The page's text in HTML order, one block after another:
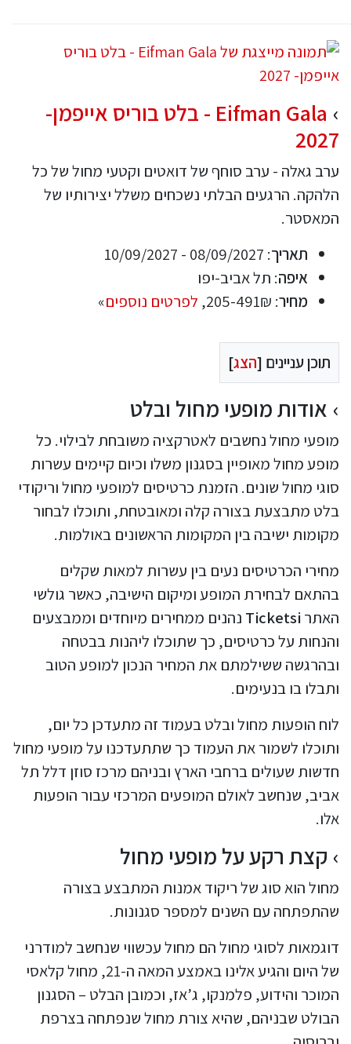
Eifman Gala - בלט בוריס אייפמן-
2027
ערב גאלה - ערב סוחף של דואטים וקטעי מחול של כל
הלהקה. הרגעים הבלתי נשכחים משלל יצירותיו של
המאסטר.
תאריך: 08/09/2027 - 10/09/2027
איפה: תל אביב-יפו
מחיר: 205-491₪, לפרטים נוספים»
תוכן עניינים [הצג]
אודות מופעי מחול ובלט
מופעי מחול נחשבים לאטרקציה משובחת לבילוי. כל
מופע מחול מאופיין בסגנון משלו וכיום קיימים עשרות
סוגי מחול שונים. הזמנת כרטיסים למופעי מחול וריקודי
בלט מתבצעת בצורה קלה ומאובטחת, ותוכלו לבחור
מקומות ישיבה בין המקומות הראשונים באולמות.
מחירי הכרטיסים נעים בין עשרות למאות שקלים
בהתאם לבחירת המופע ומיקום הישיבה, כאשר גולשי
האתרTicketsi נהנים ממחירים מיוחדים וממבצעים
והנחות על כרטיסים, כך שתוכלו ליהנות בבטחה
ובהרגשה ששילמתם את המחיר הנכון למופע הטוב
ותבלו בו בנעימים.
לוח הופעות מחול ובלט בעמוד זה מתעדכן כל יום,
ותוכלו לשמור את העמוד כך שתתעדכנו על מופעי מחול
חדשות שעולים ברחבי הארץ ובניהם מרכז סוזן דלל תל
אביב, שנחשב לאולם המופעים המרכזי עבור הופעות
אלו.
קצת רקע על מופעי מחול
מחול הוא סוג של ריקוד אמנות המתבצע בצורה
שהתפתחה עם השנים למספר סגנונות.
דוגמאות לסוגי מחול הם מחול עכשווי שנחשב למודרני
של היום והגיע אלינו באמצע המאה ה-21, מחול קלאסי
המוכר והידוע, פלמנקו, ג’אז, וכמובן הבלט – הסגנון
הבולט שבניהם, שהיא צורת מחול שנפתחה בצרפת